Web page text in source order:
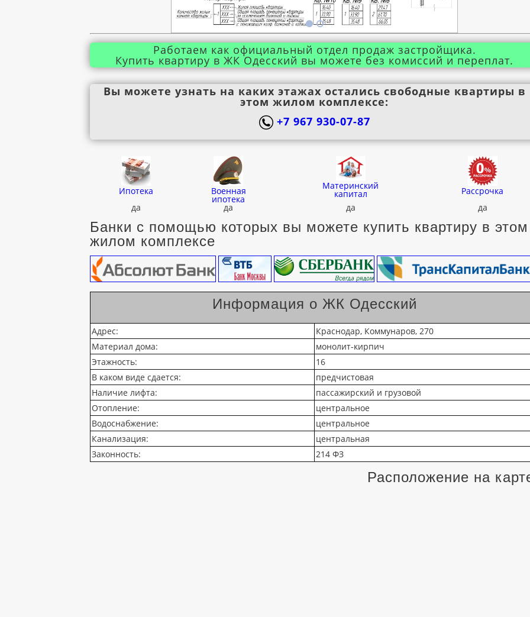
Работаем как официальный отдел продаж застройщика.
Купить квартиру в ЖК Одесский вы можете без комиссий и переплат.
Вы можете узнать на каких этажах остались свободные квартиры в
этом жилом комплексе:
+7 967 930-07-87
Ипотека Военная
ипотека
Материнский
капитал
Рассрочка
да
да да да
Банки с помощью которых вы можете купить квартиру в этом
жилом комплексе
Информация о ЖК Одесский
Адрес:
Краснодар, Коммунаров, 270
Материал дома:
монолит-кирпич
Этажность:
16
В каком виде сдается:
предчистовая
Наличие лифта:
пассажирский и грузовой
Отопление:
центральное
Водоснабжение:
центральное
Канализация:
центральная
Законность:
214 ФЗ
Расположение на